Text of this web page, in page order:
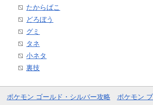
たからばこ
どろぼう
グミ
タネ
小ネタ
裏技
ポケモン ゴールド・シルバー攻略 ポケモン